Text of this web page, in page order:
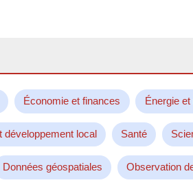
Économie et finances Énergie
développement local Santé
Données géospatiales Observation